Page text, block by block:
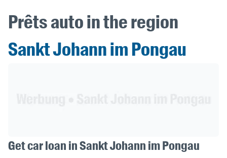
Prêts auto in the region
Sankt Johann im Pongau
Get car loan in Sankt Johann im Pongau